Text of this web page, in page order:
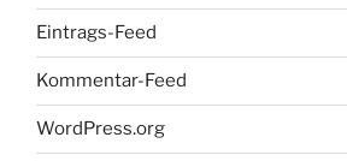
Eintrags-Feed
Kommentar-Feed
WordPress.org